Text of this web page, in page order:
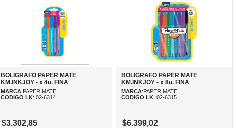
BOLIGRAFO PAPER MATE
KM.INKJOY - x 4u. FINA
MARCA:PAPER MATE
CODIGO LK: 02-6314
$3.302,85
BOLIGRAFO PAPER MATE
KM.INKJOY - x 8u. FINA
MARCA:PAPER MATE
CODIGO LK: 02-6315
$6.399,02